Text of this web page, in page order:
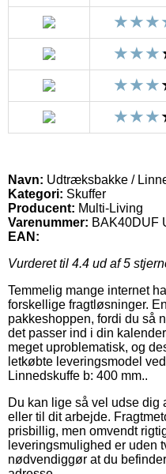
Navn: Udtræksbakke /
Kategori: Skuffer
Producent: Multi-Living
Varenummer: BAK40DUF
EAN:
Vurderet til 4.4 ud af 5
Temmelig mange internet
forskellige fragtløsninger.
pakkeshoppen, fordi du så
det passer ind i din
meget uproblematisk, og
letkøbte leveringsmodel
Linnedskuffe b: 400 mm..
Du kan lige så vel udse dig
eller til dit arbejde.
prisbillig, men omvendt
leveringsmulighed er uden
nødvendiggør at du